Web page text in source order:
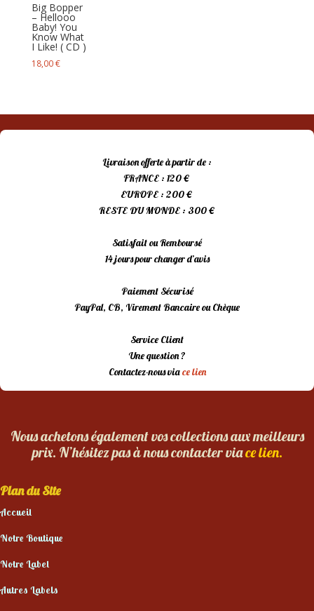
Big Bopper
– Hellooo
Baby! You
Know What
I Like! ( CD )
18,00€
Livraison offerte à partir de :
FRANCE : 120 €
EUROPE : 200 €
RESTE DU MONDE : 300 €
Satisfait ou Remboursé
14 jours pour changer d’avis
Paiement Sécurisé
PayPal, CB, Virement Bancaire ou Chèque
Service Client
Une question ?
Contactez-nous viace lien
Nous achetons également vos collections aux meilleurs
prix. N’hésitez pas à nous contacter viace lien.
Plan du Site
Accueil
Notre Boutique
Notre Label
Autres Labels